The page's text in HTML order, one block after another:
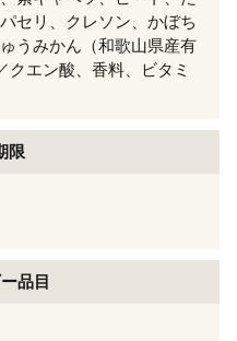
セリ、クレソン、かぼち
うみかん（和歌山県産有
クエン酸、香料、ビタミ
限
品目